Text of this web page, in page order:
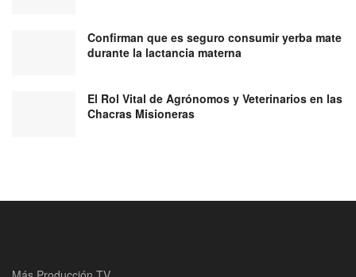
Confirman que es seguro consumir yerba mate
durante la lactancia materna
El Rol Vital de Agrónomos y Veterinarios en las
Chacras Misioneras